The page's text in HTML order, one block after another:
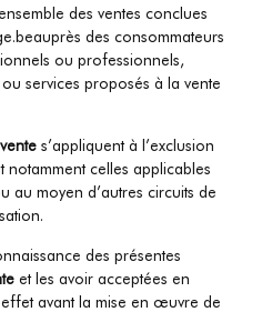
des ventes conclues
auprès des consommateurs
ou professionnels,
services proposés à la vente
s’appliquent à l’exclusion
notamment celles applicables
au moyen d’autres circuits de
des présentes
et les avoir acceptées en
avant la mise en œuvre de